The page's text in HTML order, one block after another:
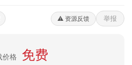
⚠️ 资源反馈 举报
价格 免费